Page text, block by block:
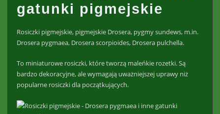
gatunki pigmejskie
Rosiczki pigmejskie, pigmejskie Drosera, pygmy sundews, m.in.
Drosera pygmaea, Drosera scorpioides, Drosera pulchella.
To miniaturowe rosiczki, które tworzą maleńkie rozetki. Są
bardzo dekoracyjne, ale wymagają uważniejszej uprawy niż
popularne rosiczki dla początkujących.